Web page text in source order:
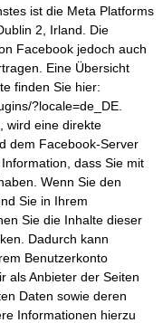
ist die Meta Platforms
2, Irland. Die
Facebook jedoch auch
Eine Übersicht
finden Sie hier:
?locale=de_DE.
wird eine direkte
dem Facebook-Server
dass Sie mit
Wenn Sie den
Sie in Ihrem
Sie die Inhalte dieser
Dadurch kann
Benutzerkonto
als Anbieter der Seiten
Daten sowie deren
Informationen hierzu